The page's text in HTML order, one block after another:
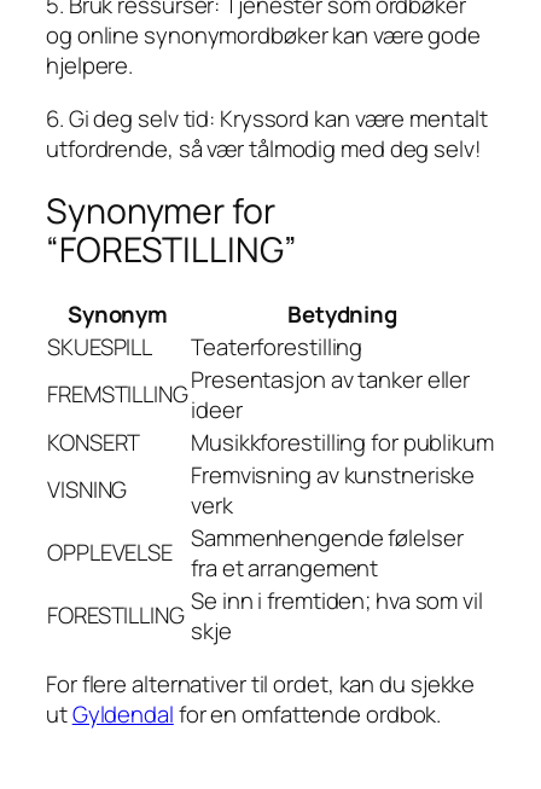
og online synonymordbøker kan være gode
hjelpere.
6. Gi deg selv tid: Kryssord kan være mentalt
utfordrende, så vær tålmodig med deg selv!
Synonymer for
“FORESTILLING”
Synonym
Betydning
SKUESPILL
Teaterforestilling
FREMSTILLINGPresentasjon av tanker eller
ideer
KONSERT
Musikkforestilling for publikum
VISNING
Fremvisning av kunstneriske
verk
OPPLEVELSE Sammenhengende følelser
fra et arrangement
FORESTILLINGSe inn i fremtiden; hva som vil
skje
For flere alternativer til ordet, kan du sjekke
utGyldendalfor en omfattende ordbok.